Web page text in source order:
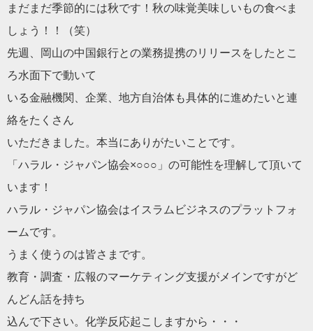
まだまだ季節的には秋です！秋の味覚美味しいもの食べま
しょう！
！（笑）
先週、
岡山の中国銀行との業務提携のリリースをしたとこ
ろ水面下で動いて
いる金融機関、企業、 地方自治体も具体的に進めたいと連
絡をたくさん
いただきました。本当にありがたいことです。
「ハラル・ジャパン協会×○○○」 の可能性を理解して頂いて
います！
ハラル・ ジャパン協会はイスラムビジネスのプラットフォ
ームです。
うまく使うのは皆さまです。
教育・調査・ 広報のマーケティング支援がメインですがど
んどん話を持ち
込んで下さい。化学反応起こしますから・・・